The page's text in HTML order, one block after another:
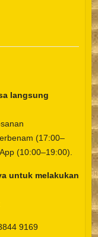
langsung
(17:00–
(10:00–19:00).
untuk melakukan
9169